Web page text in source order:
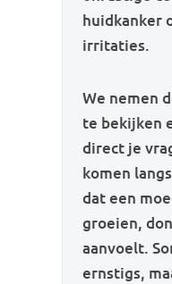
huidkanker
irritaties.
We nemen
te bekijken
direct je
komen
dat een
groeien,
aanvoelt.
ernstigs,